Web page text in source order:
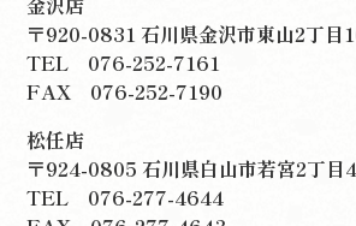
〒920-0831 石川県金沢市東山2丁目
TEL 076-252-7161
FAX 076-252-7190
松任店
〒924-0805 石川県白山市若宮2丁目
TEL 076-277-4644